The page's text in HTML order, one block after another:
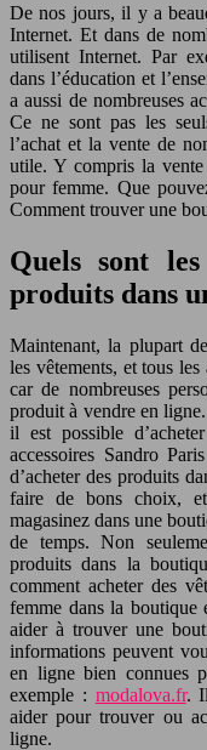
De nos jours, il y a
Internet. Et dans de
utilisent Internet. Par
dans l’éducation et
a aussi de nombreuses
Ce ne sont pas les
l’achat et la vente de
utile. Y compris la
pour femme. Que
Comment trouver une
Quels sont les
produits dans
Maintenant, la plupart
les vêtements, et tous
car de nombreuses
produit à vendre en
il est possible
accessoires Sandro
d’acheter des produits
faire de bons choix,
magasinez dans une
de temps. Non
produits dans la
comment acheter des
femme dans la boutique
aider à trouver une
informations peuvent
en ligne bien connues
exemple : modalova.fr.
aider pour trouver ou
ligne.